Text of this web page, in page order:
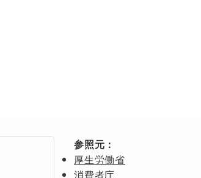
参照元：
厚生労働省
消費者庁